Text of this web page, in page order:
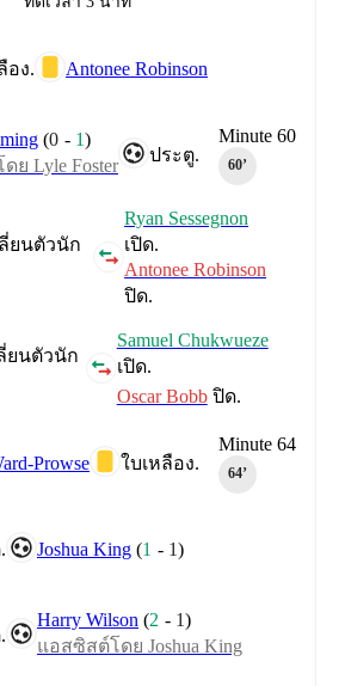
อง. Antonee Robinson
Minute 60
60‎’‎
ประตู.
(0 - 1)
ย Lyle Foster
ยนตัวนัก
Ryan Sessegnon
เปิด.
Antonee Robinson
ปิด.
ยนตัวนัก
Samuel Chukwueze
เปิด.
Oscar Bobbปิด.
Minute 64
64‎’‎
ใบเหลือง.
Prowse
Joshua King (1 - 1)
Harry Wilson (2 - 1)
แอสซิสต์โดย Joshua King